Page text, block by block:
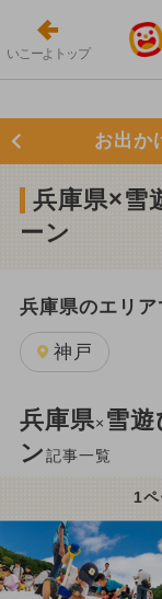
いこーよトップ
お出か
兵庫県×雪
ーン
兵庫県のエリア
神戸
兵庫県× 雪遊
ン記事一覧
1